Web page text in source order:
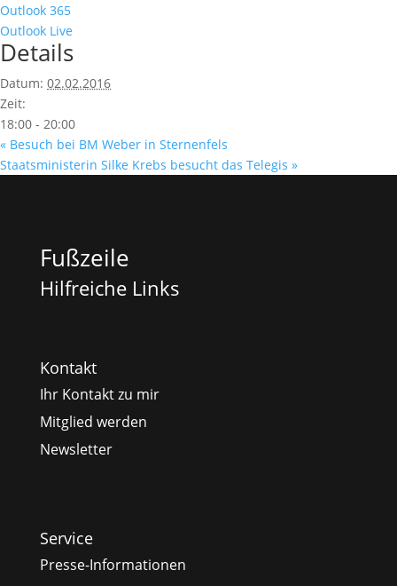
Outlook 365
Outlook Live
Details
Datum: 02.02.2016
Zeit:
18:00 - 20:00
« Besuch bei BM Weber in Sternenfels
Staatsministerin Silke Krebs besucht das Telegis »
Fußzeile
Hilfreiche Links
Kontakt
Ihr Kontakt zu mir
Mitglied werden
Newsletter
Service
Presse-Informationen